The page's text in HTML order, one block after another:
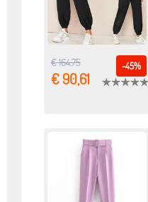
-45%
€ 164,75
€ 90,61